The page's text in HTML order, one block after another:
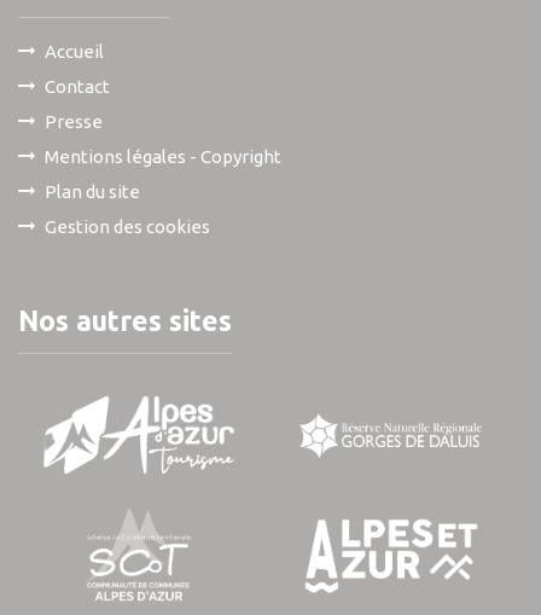
Accueil
Contact
Presse
Mentions légales - Copyright
Plan du site
Gestion des cookies
Nos autres sites